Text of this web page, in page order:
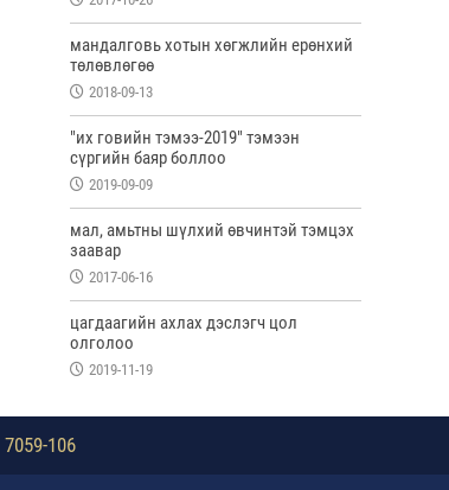
мандалговь хотын хөгжлийн ерөнхий
төлөвлөгөө
2018-09-13
"их говийн тэмээ-2019" тэмээн
сүргийн баяр боллоо
2019-09-09
мал, амьтны шүлхий өвчинтэй тэмцэх
заавар
2017-06-16
цагдаагийн ахлах дэслэгч цол
олголоо
2019-11-19
106